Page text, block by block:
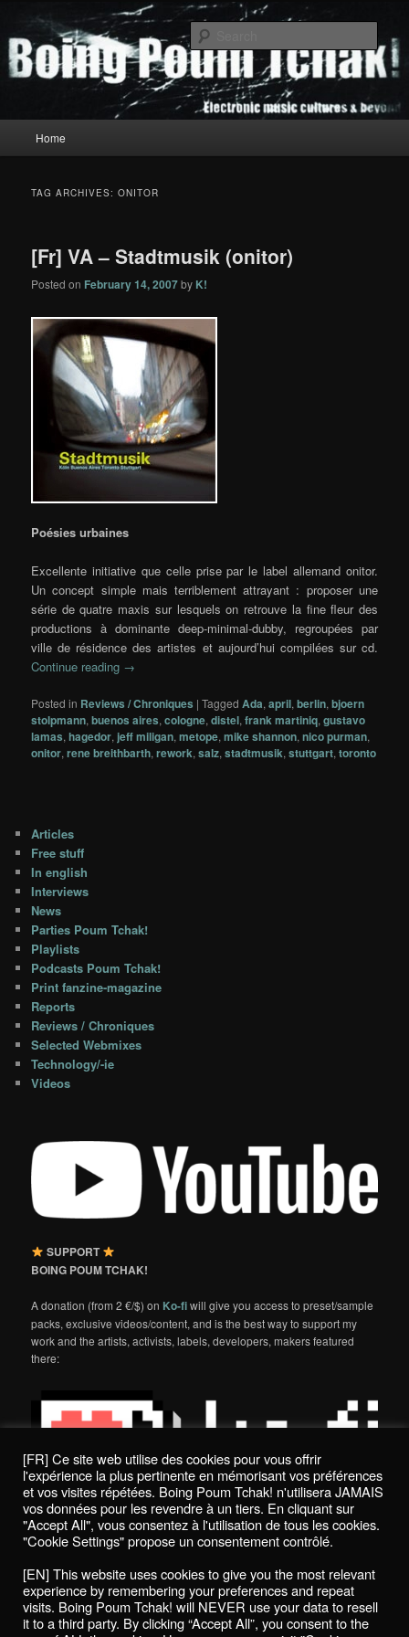
primary
content
secondary
contentBoing Poum Tchak!
Home
TAG ARCHIVES:ONITOR
[Fr] VA – Stadtmusik (onitor)
Posted on February 14, 2007by K!
Poésies urbaines
Excellente initiative que celle prise par le label allemand onitor.
Un concept simple mais terriblement attrayant : proposer une
série de quatre maxis sur lesquels on retrouve la fine fleur des
productions à dominante deep-minimal-dubby, regroupées par
ville de résidence des artistes et aujourd’hui compilées sur cd.
Continue reading →
Posted in Reviews / Chroniques |Tagged Ada,april,berlin,bjoern
stolpmann,buenos aires,cologne,distel,frank martiniq,gustavo
lamas,hagedor, jeff miligan,metope,mike shannon,nico purman,
onitor,rene breithbarth,rework,salz,stadtmusik,stuttgart,toronto
Articles
Free stuff
In english
Interviews
News
Parties Poum Tchak!
Playlists
Podcasts Poum Tchak!
Print fanzine-magazine
Reports
Reviews / Chroniques
Selected Webmixes
Technology/-ie
Videos
SUPPORT
BOING POUM TCHAK!
A donation (from 2 €/$) on Ko-fiwill give you access to preset/sample
packs, exclusive videos/content, and is the best way to support my
work and the artists, activists, labels, developers, makers featured
there:
Politique de confidentialité / Privacy Policy
Boing Poum Tchak! - 2022
[FR] Ce site web utilise des cookies pour vous offrir
l'expérience la plus pertinente en mémorisant vos préférences
et vos visites répétées. Boing Poum Tchak! n'utilisera JAMAIS
vos données pour les revendre à un tiers. En cliquant sur
"Accept All", vous consentez à l'utilisation de tous les cookies.
"Cookie Settings" propose un consentement contrôlé.
[EN] This website uses cookies to give you the most relevant
experience by remembering your preferences and repeat
visits. Boing Poum Tchak! will NEVER use your data to resell
it to a third party. By clicking “Accept All”, you consent to the